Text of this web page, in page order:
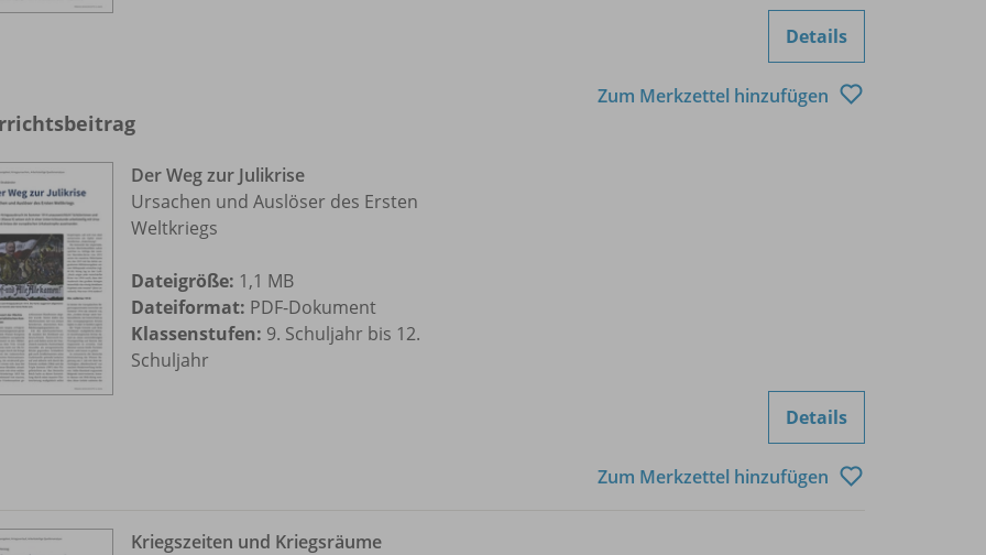
Details
Zum Merkzettel hinzufügen
Der Weg zur Julikrise
Ursachen und Auslöser des Ersten
Weltkriegs
Dateigröße: 1,1 MB
Dateiformat: PDF-Dokument
Klassenstufen: 9. Schuljahr bis 12.
Schuljahr
Details
Zum Merkzettel hinzufügen
Kriegszeiten und Kriegsräume